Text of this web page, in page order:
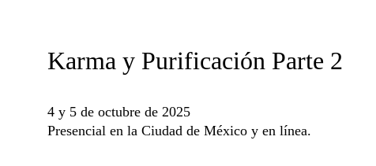
Karma y Purificación Parte 2
4 y 5 de octubre de 2025
Presencial en la Ciudad de México y en línea.